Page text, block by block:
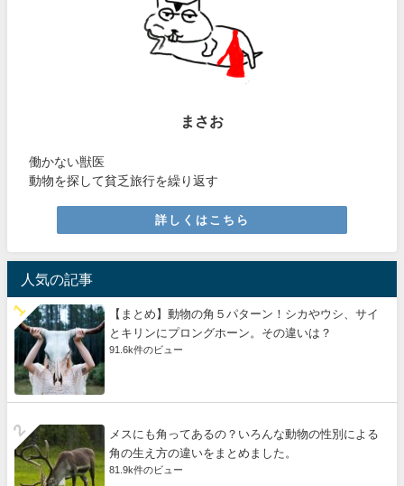
まさお
働かない獣医
動物を探して貧乏旅行を繰り返す
詳しくはこちら
人気の記事
【まとめ】動物の角５パターン！シカやウシ、サイ
とキリンにプロングホーン。その違いは？
91.6k件のビュー
メスにも角ってあるの？いろんな動物の性別による
角の生え方の違いをまとめました。
81.9k件のビュー